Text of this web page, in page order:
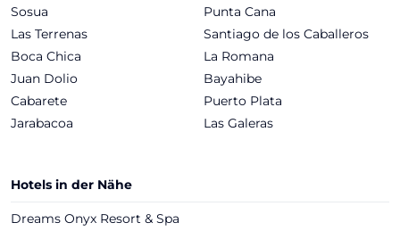
Sosua
Punta Cana
Las Terrenas
Santiago de los Caballeros
Boca Chica
La Romana
Juan Dolio
Bayahibe
Cabarete
Puerto Plata
Jarabacoa
Las Galeras
Hotels in der Nähe
Dreams Onyx Resort & Spa